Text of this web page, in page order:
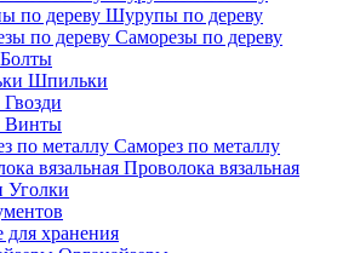
Шурупы по дереву
Саморезы по дереву
Болты
Шпильки
Гвозди
Винты
Саморез по металлу
Проволока вязальная
Уголки
для хранения